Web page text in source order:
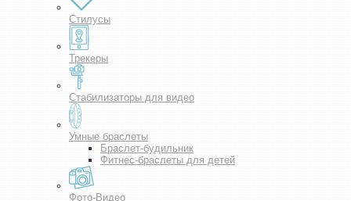
Стилусы
Трекеры
Стабилизаторы для видео
Умные браслеты
Браслет-будильник
Фитнес-браслеты для детей
Фото-Видео